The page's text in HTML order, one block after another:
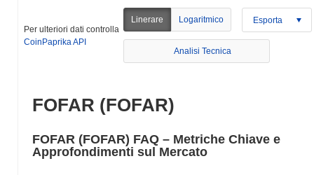
Per ulteriori dati controlla
CoinPaprika API
Linerare Logaritmico Esporta
Analisi Tecnica
FOFAR (FOFAR)
FOFAR (FOFAR) FAQ – Metriche Chiave e
Approfondimenti sul Mercato